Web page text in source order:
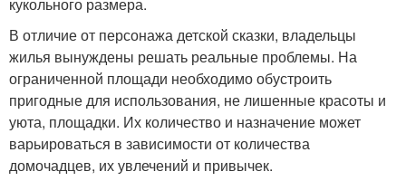
В отличие от персонажа детской сказки, владельцы
жилья вынуждены решать реальные проблемы. На
ограниченной площади необходимо обустроить
пригодные для использования, не лишенные красоты и
уюта, площадки. Их количество и назначение может
варьироваться в зависимости от количества
домочадцев, их увлечений и привычек.